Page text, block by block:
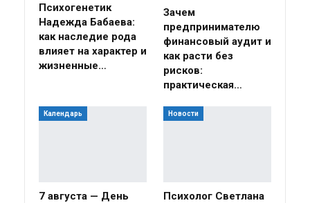
Психогенетик
Надежда Бабаева:
как наследие рода
влияет на характер и
жизненные…
Зачем
предпринимателю
финансовый аудит и
как расти без
рисков:
практическая…
Календарь
7 августа — День
Новости
Психолог Светлана